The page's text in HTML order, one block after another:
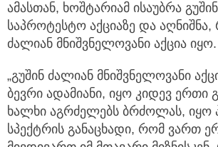
ამასთან, ხოშტარიამ ისაუბრა
საპროტესტო აქციაზე და აღნიშნა,
ძალიან მნიშვნელოვანი აქცია იყო.
„გუშინ ძალიან მნიშვნელოვანი
ბევრი ადამიანი, იყო კიდევ ერთი
ხალხი აგრძელებს ბრძოლას, იყო
სპექტრის განაცხადი, რომ ვართ